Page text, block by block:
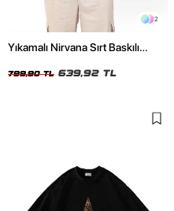
2
Yıkamalı Nirvana Sırt Baskılı
799,90 TL 639,92 TL